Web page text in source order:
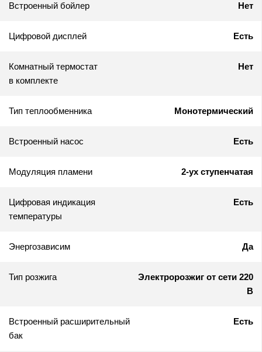
Встроенный бойлер Нет
Цифровой дисплей Есть
Комнатный термостат
в комплекте
Нет
Тип теплообменника Монотермический
Встроенный насос Есть
Модуляция пламени 2-ух ступенчатая
Цифровая индикация
температуры
Есть
Энергозависим Да
Тип розжига
Электророзжиг от сети 220
В
Встроенный расширительный
бак
Есть